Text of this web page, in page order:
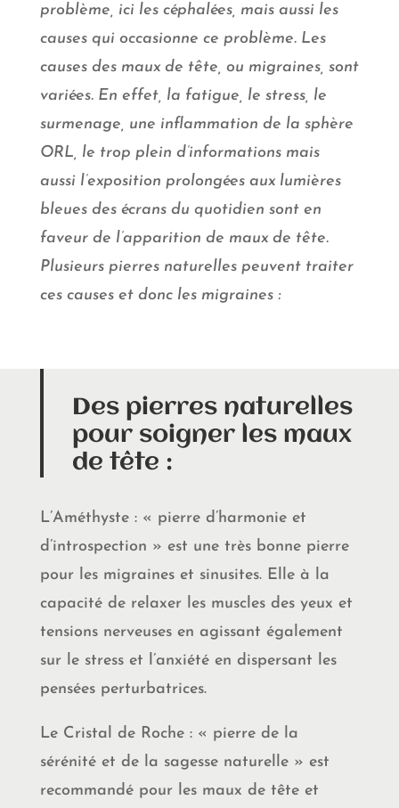
problème, ici les céphalées, mais aussi les
causes qui occasionne ce problème. Les
causes des maux de tête, ou migraines, sont
variées. En effet, la fatigue, le stress, le
surmenage, une inflammation de la sphère
ORL, le trop plein d’informations mais
aussi l’exposition prolongées aux lumières
bleues des écrans du quotidien sont en
faveur de l’apparition de maux de tête.
Plusieurs pierres naturelles peuvent traiter
ces causes et donc les migraines :
Des pierres naturelles
pour soigner les maux
de tête :
L’Améthyste : « pierre d’harmonie et
d’introspection » est une très bonne pierre
pour les migraines et sinusites. Elle à la
capacité de relaxer les muscles des yeux et
tensions nerveuses en agissant également
sur le stress et l’anxiété en dispersant les
pensées perturbatrices.
Le Cristal de Roche : « pierre de la
sérénité et de la sagesse naturelle » est
recommandé pour les maux de tête et